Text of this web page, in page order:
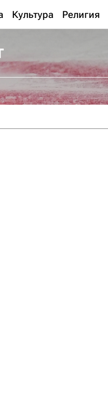
Культура Религия